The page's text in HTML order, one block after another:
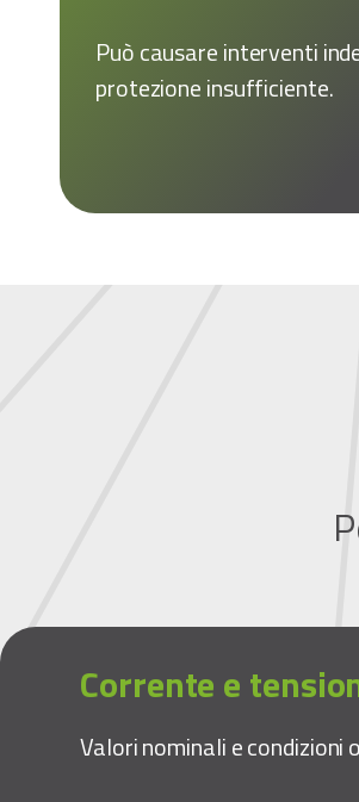
Può causare interventi
protezione insufficiente.
Corrente e
Valori nominali e condizioni